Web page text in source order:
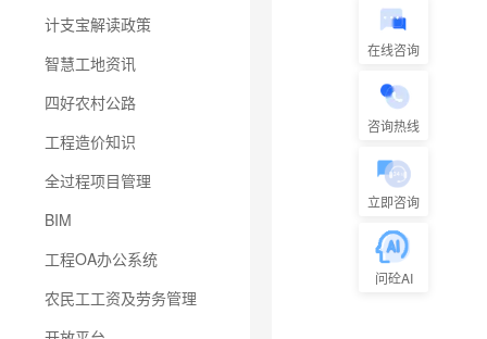
计支宝解读政策
智慧工地资讯
四好农村公路
工程造价知识
全过程项目管理
BIM
工程OA办公系统
农民工工资及劳务管理
在线咨询
咨询热线
立即咨询
问砼AI